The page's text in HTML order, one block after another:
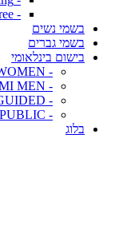
- Oil Free
בשמי נשים
בשמי גברים
בישום בינלאומי
- TUMI WOMEN
- TUMI MEN
- MISSGUIDED
- BANANA REPUBLIC
בלוג